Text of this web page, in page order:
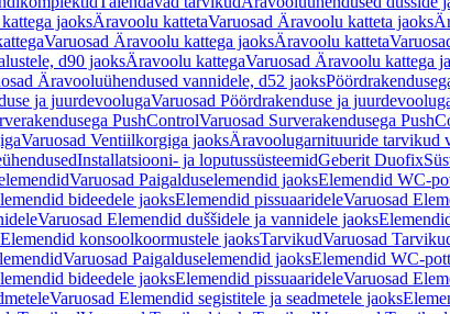
jaoksÄravoolu kattetaVaruosad Äravoolu katteta jaoks
Varuosad Äravoolu kattega jaoksÄravoolu katteta
d90 jaoksÄravoolu kattegaVaruosad Äravoolu kattega
Äravooluühendused vannidele, d52 jaoks
ja juurdevoolugaVaruosad Pöördrakenduse ja
PushControlVaruosad Surverakendusega
Varuosad Ventiilkorgiga jaoksÄravoolugarnituuride tarvikud
Installatsiooni- ja loputussüsteemidGeberit Duofix
Varuosad Paigalduselemendid jaoksElemendid WC-
bideedele jaoksElemendid pissuaarideleVaruosad
Varuosad Elemendid duššidele ja vannidele jaoks
konsoolkoormustele jaoksTarvikudVaruosad
Varuosad Paigalduselemendid jaoksElemendid WC-
bideedele jaoksElemendid pissuaarideleVaruosad
Varuosad Elemendid segistitele ja seadmetele jaoks